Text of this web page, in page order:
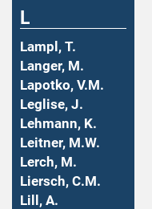
L
Lampl, T.
Langer, M.
Lapotko, V.M.
Leglise, J.
Lehmann, K.
Leitner, M.W.
Lerch, M.
Liersch, C.M.
Lill, A.